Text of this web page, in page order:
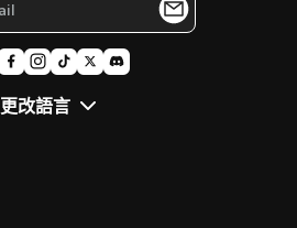
更改語言